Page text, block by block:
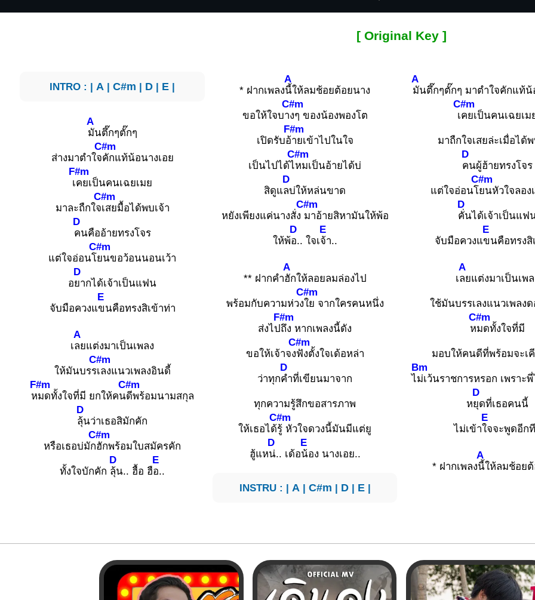
[ Original Key ]
INTRO : | A |C#m | D | E |
A
มันตึ๊กๆตั๊กๆ
ส่างมาตำใจ
C#m
คักแท้น้อนางเอย
เ
F#m
คยเป็นคนเฉยเมย
มาละถืกใจ
C#m
เสยมื้อได้พบเจ้า
D
คนคืออ้ายทรงโจร
แต่ใจอ่อนโ
C#m
ยนขอว้อนนอนเว้า
อ
D
ยากได้เจ้าเป็นแฟน
จับมือควงแ
E
ขนคือทรงสิเข้าท่า
เ
A
ลยแต่งมาเป็นเพลง
ให้มันบรร
C#m
เลงแนวเพลงอินดี้
ห
F#m
มดทั้งใจที่มี ยกให้คน
C#m
ดีพร้อมนามสกุล
D
ลุ้นว่าเธอสิมักคัก
หรือเธอบ่มัก
C#m
ฮักพร้อมใบสมัครคัก
ทั้งใจบักคัก
D
ลุ้น.. ฮื้อ ฮื
E
อ..
* ฝากเพลง
A
นี้ให้ลมช้อยต้อยนาง
ขอให้ใจบา
C#m
งๆ ของน้องพองโต
เปิดรับอ้
F#m
ายเข้าไปในใจ
เป็นไปได้ไ
C#m
หมเป็นอ้ายได้บ่
สิดูแ
D
ลบ่ให้หล่นขาด
หยังเพียงแค่นางสั่ง
C#m
มาอ้ายสิหามันให้พ้อ
ให้พ้
D
อ.. ใจเ
E
จ้า..
** ฝากคำ
A
ฮักให้ลอยลมล่องไป
พร้อมกับความห่วง
C#m
ใย จากใครคนหนึ่ง
ส่งไป
F#m
ถึง หากเพลงนี้ดัง
ขอให้เจ้าจง
C#m
ฟังตั้งใจเด้อหล่า
ว่าทุก
D
คำที่เขียนมาจาก
ทุกความรู้สึกขอสารภาพ
ให้เธอได้
C#m
รู้ หัวใจดวงนี้มันมีแต่ยู
ฮู้แห
D
น่.. เด้อ
E
น้อง นางเอย..
INSTRU : | A | C#m | D| E|
A
มันตึ๊กๆตั๊กๆ มาตำใจคักแท้น้
เ
C#m
คยเป็นคนเฉยเม
มาถืกใจเสยล่ะเมื่อได้
D
คนผู้ฮ้ายทรงโจร
แต่ใจอ่อนโ
C#m
ยนหัวใจลอง
D
คั่นได้เจ้าเป็นแฟ
จับมือควงแ
E
ขนคือทรงสิ
เ
A
ลยแต่งมาเป็นเพ
ใช้มันบรรเลงแนวเพลง
ห
C#m
มดทั้งใจที่มี
มอบให้คนดีที่พร้อมจะเ
ไ
Bm
ม่เว้นราชการหรอก เพราะ
ห
D
ยุดที่เธอคนนี้
ไม่เข้า
E
ใจจะพูดอีก
* ฝากเพลง
A
นี้ให้ลมช้อย